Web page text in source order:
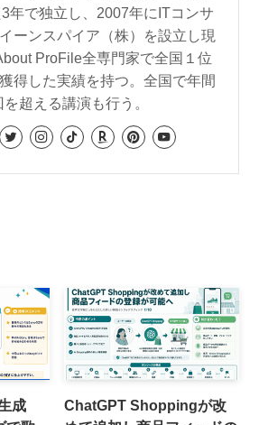
年で独立し、2007年にITコンサ
ーンスパイア（株）を設立し現
ProFile全専門家で全国１位
得した実績を持つ。全国で年間
超える講演も行う。
成
ChatGPT Shoppingが改